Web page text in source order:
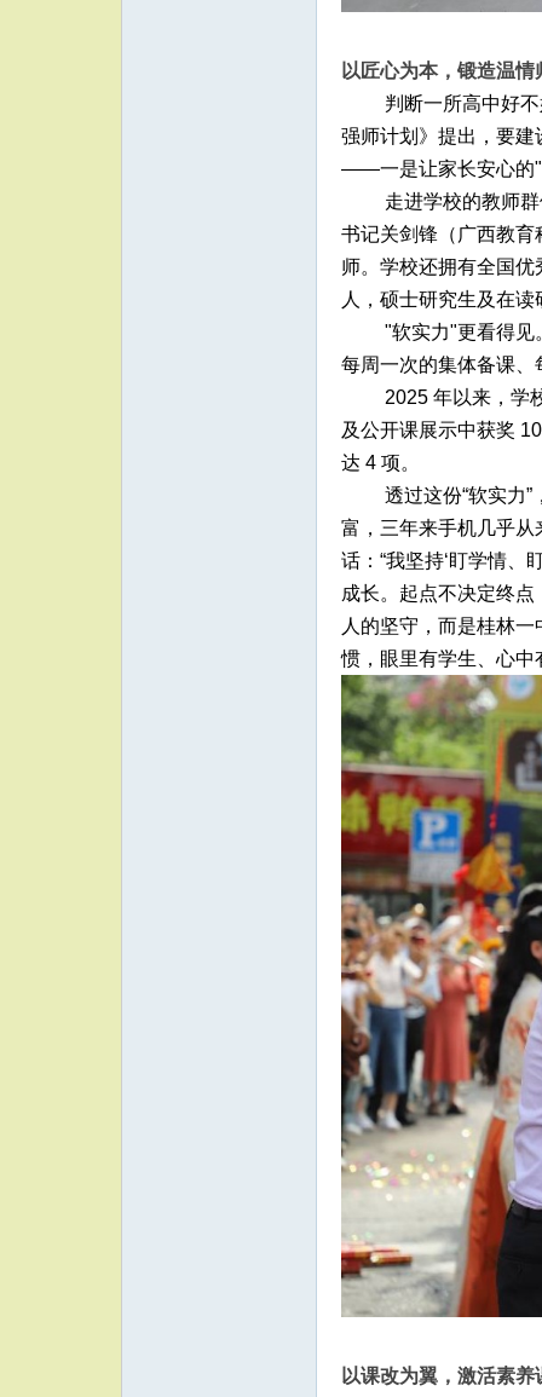
以匠心为本，锻造温情
判断一所高中好
强师计划》提出，要
——一是让家长安心的"
走进学校的教师
书记关剑锋（广西教
师。学校还拥有全国
人，硕士研究生及在
"软实力"更看得见
每周一次的集体备课
2025 年以来，学
及公开课展示中获奖
达 4 项。
透过这份“软实力
富，三年来手机几乎
话：“我坚持‘盯学情、
成长。起点不决定终
人的坚守，而是桂林
惯，眼里有学生、心
以课改为翼，激活素养